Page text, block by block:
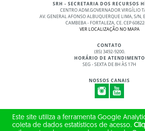
SRH - SECRETARIA DOS RECURSOS
CENTRO ADM.GOVERNADOR VIRGÍLIO
AV. GENERAL AFONSO ALBUQUERQUE LIMA, S/N,
CAMBEBA - FORTALEZA, CE. CEP
VER LOCALIZAÇÃO NO MAPA
CONTATO
(85) 3492-9200.
HORÁRIO DE ATENDIMENTO
SEG - SEXTA DE 8H ÀS 17H
NOSSOS CANAIS
TODOS OS DIREITOS RESERVADOS
Este site utiliza a ferramenta Google
coleta de dados estatísticos de acesso.